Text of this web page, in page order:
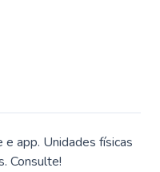
e app. Unidades físicas
Consulte!